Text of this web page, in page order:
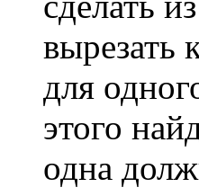
вырезать
для
этого
одна